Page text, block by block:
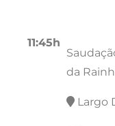
11:45h
da
Largo